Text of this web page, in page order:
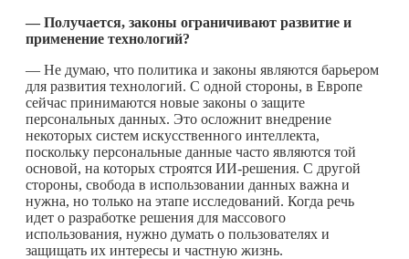
— Получается, законы ограничивают развитие и
применение технологий?
— Не думаю, что политика и законы являются барьером
для развития технологий. С одной стороны, в Европе
сейчас принимаются новые законы о защите
персональных данных. Это осложнит внедрение
некоторых систем искусственного интеллекта,
поскольку персональные данные часто являются той
основой, на которых строятся ИИ-решения. С другой
стороны, свобода в использовании данных важна и
нужна, но только на этапе исследований. Когда речь
идет о разработке решения для массового
использования, нужно думать о пользователях и
защищать их интересы и частную жизнь.